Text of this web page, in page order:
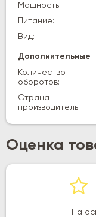
Мощность:
Питание:
Вид:
Дополнительные
Количество
оборотов:
Страна
производитель:
Оценка
На